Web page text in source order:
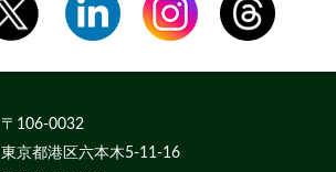
〒106-0032
東京都港区六本木5-11-16